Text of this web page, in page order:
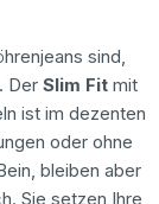
sind,
Der Slim Fit mit
ist im dezenten
oder ohne
bleiben aber
Sie setzen Ihre